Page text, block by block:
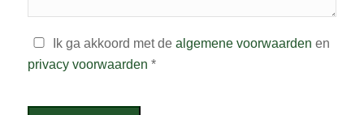
Ik ga akkoord met de algemene voorwaarden en
privacy voorwaarden *